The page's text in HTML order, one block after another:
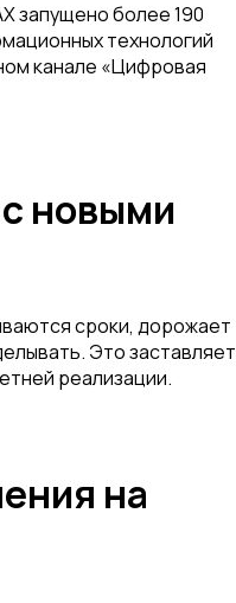
запущено более 190
технологий
канале «Цифровая
новыми
сроки, дорожает
Это заставляет
реализации.
на